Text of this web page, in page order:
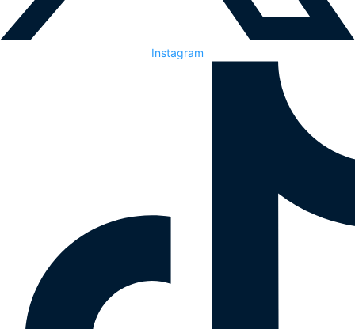
Instagram